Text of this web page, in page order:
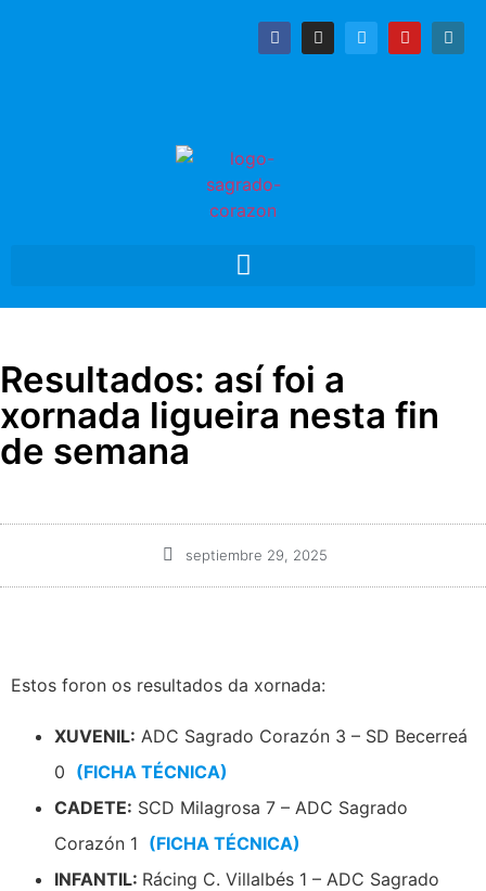
Resultados: así foi a
xornada ligueira nesta fin
de semana
septiembre 29, 2025
Estos foron os resultados da xornada:
XUVENIL: ADC Sagrado Corazón 3 – SD Becerreá
0 (FICHA TÉCNICA)
CADETE: SCD Milagrosa 7 – ADC Sagrado
Corazón 1 (FICHA TÉCNICA)
INFANTIL: Rácing C. Villalbés 1 – ADC Sagrado